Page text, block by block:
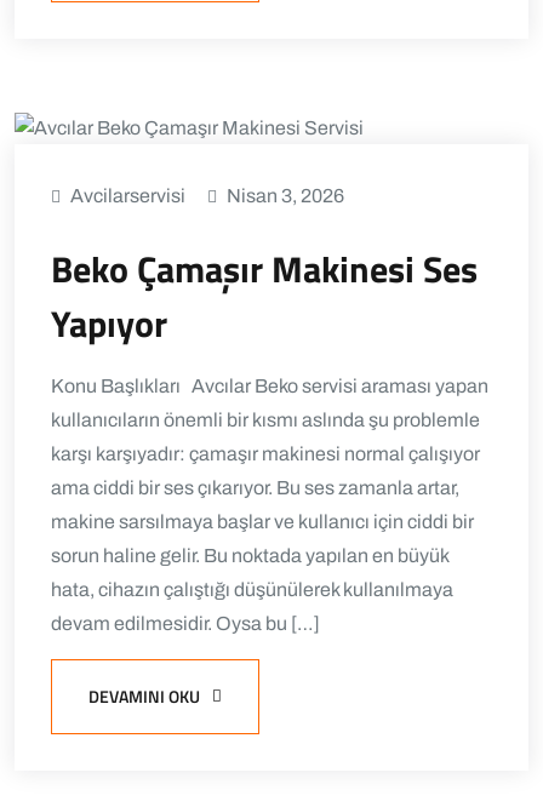
Avcilarservisi Nisan 3, 2026
Beko Çamaşır Makinesi Ses
Yapıyor
Konu Başlıkları Avcılar Beko servisi araması yapan
kullanıcıların önemli bir kısmı aslında şu problemle
karşı karşıyadır: çamaşır makinesi normal çalışıyor
ama ciddi bir ses çıkarıyor. Bu ses zamanla artar,
makine sarsılmaya başlar ve kullanıcı için ciddi bir
sorun haline gelir. Bu noktada yapılan en büyük
hata, cihazın çalıştığı düşünülerek kullanılmaya
devam edilmesidir. Oysa bu […]
DEVAMINI OKU